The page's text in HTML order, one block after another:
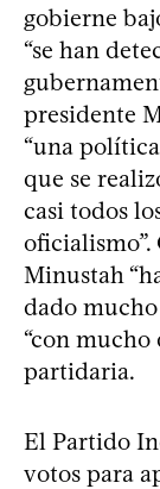
gobierne
“se han
presidente
“una
que se
casi todos
Minustah
dado
“con
partidaria.
El Partido
votos para